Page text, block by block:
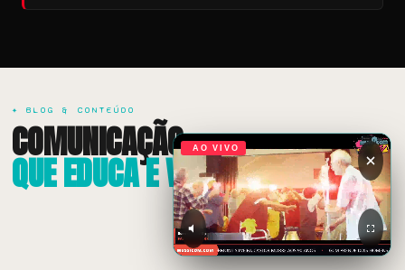
✦ BLOG & CONTEÚDO
COMUNICAÇÃO
QUE EDUCA E VENDE.
AO VIVO